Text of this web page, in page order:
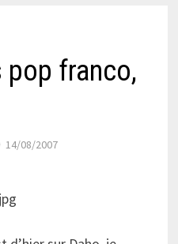
pop franco,
14/08/2007